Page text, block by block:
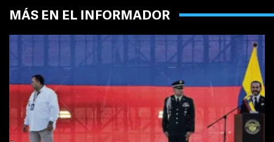
MÁS EN EL INFORMADOR